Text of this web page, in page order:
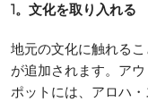
1。文化を取り入れる
地元の文化に触れる
が追加されます。ア
ポットには、アロハ